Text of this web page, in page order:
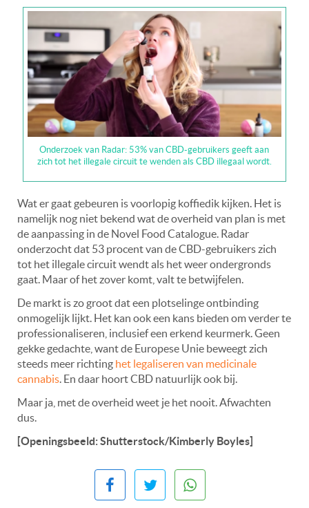
Onderzoek van Radar: 53% van CBD-gebruikers geeft aan
zich tot het illegale circuit te wenden als CBD illegaal wordt.
Wat er gaat gebeuren is voorlopig koffiedik kijken. Het is
namelijk nog niet bekend wat de overheid van plan is met
de aanpassing in de Novel Food Catalogue. Radar
onderzocht dat 53 procent van de CBD-gebruikers zich
tot het illegale circuit wendt als het weer ondergronds
gaat. Maar of het zover komt, valt te betwijfelen.
De markt is zo groot dat een plotselinge ontbinding
onmogelijk lijkt. Het kan ook een kans bieden om verder te
professionaliseren, inclusief een erkend keurmerk. Geen
gekke gedachte, want de Europese Unie beweegt zich
steeds meer richting het legaliseren van medicinale
cannabis. En daar hoort CBD natuurlijk ook bij.
Maar ja, met de overheid weet je het nooit. Afwachten
dus.
[Openingsbeeld: Shutterstock/Kimberly Boyles]